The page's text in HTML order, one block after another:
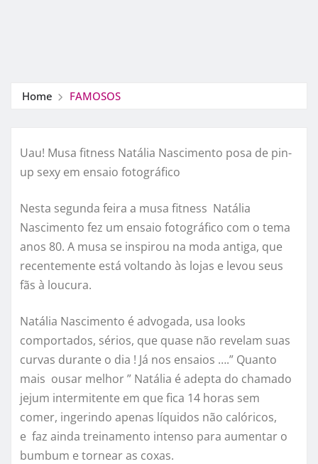
Home FAMOSOS
Uau! Musa fitness Natália Nascimento posa de pin-
up sexy em ensaio fotográfico
Nesta segunda feira a musa fitness Natália
Nascimento fez um ensaio fotográfico com o tema
anos 80. A musa se inspirou na moda antiga, que
recentemente está voltando às lojas e levou seus
fãs à loucura.
Natália Nascimento é advogada, usa looks
comportados, sérios, que quase não revelam suas
curvas durante o dia ! Já nos ensaios ….” Quanto
mais ousar melhor ” Natália é adepta do chamado
jejum intermitente em que fica 14 horas sem
comer, ingerindo apenas líquidos não calóricos,
e faz ainda treinamento intenso para aumentar o
bumbum e tornear as coxas.